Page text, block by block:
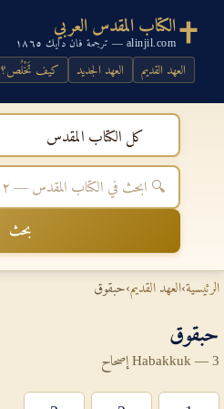
الكتاب المقدس العربي
alinjil.com — ترجمة فان دايك ١٨٦٥
العهد القديم العهد الجديد كيف تَخْلُص؟
كل الكتاب المقدس
بحث
الرئيسية›العهد القديم›حبقوق
حبقوق
Habakkuk — 3 إصحاح